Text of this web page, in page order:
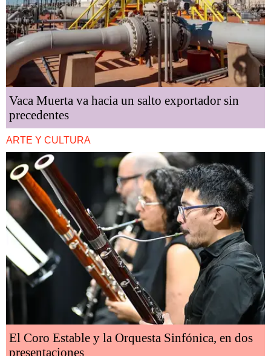
Vaca Muerta va hacia un salto exportador sin
precedentes
ARTE Y CULTURA
El Coro Estable y la Orquesta Sinfónica, en dos
presentaciones